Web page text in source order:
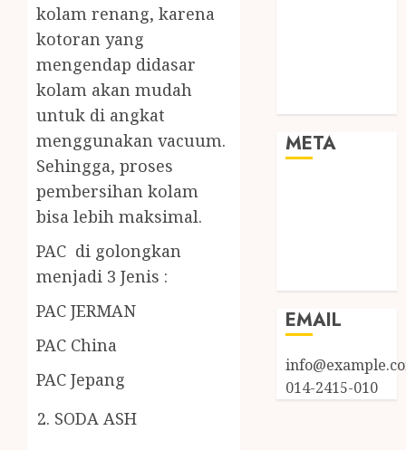
kolam renang, karena
kotoran yang
mengendap didasar
kolam akan mudah
untuk di angkat
menggunakan vacuum.
Sehingga, proses
pembersihan kolam
bisa lebih maksimal.
PAC di golongkan
menjadi 3 Jenis :
PAC JERMAN
PAC China
PAC Jepang
SODA ASH
META
EMAIL
014-2415-010